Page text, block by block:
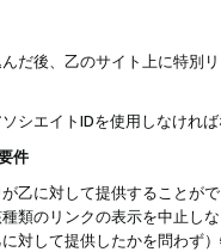
だ後、乙のサイト上に特別
シエイトIDを使用しなけれ
件
乙に対して提供することが
類のリンクの表示を中止し
対して提供したかを問わず